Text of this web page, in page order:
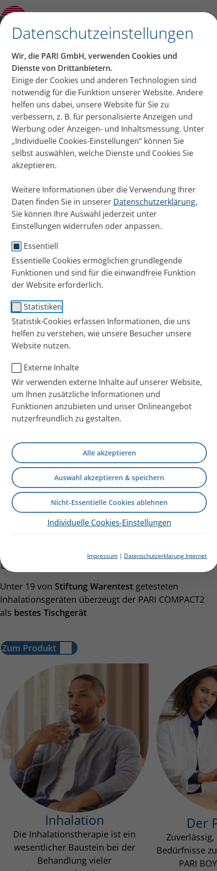
Datenschutzeinstellungen
Wir, die PARI GmbH, verwenden Cookies und
Dienste von Drittanbietern.
Einige der Cookies und anderen Technologien sind
notwendig für die Funktion unserer Website. Andere
helfen uns dabei, unsere Website für Sie zu
verbessern, z. B. für personalisierte Anzeigen und
Werbung oder Anzeigen- und Inhaltsmessung. Unter
„Individuelle Cookies-Einstellungen“ können Sie
selbst auswählen, welche Dienste und Cookies Sie
akzeptieren.
Weitere Informationen über die Verwendung Ihrer
Daten finden Sie in unserer Datenschutzerklärung.
Sie können Ihre Auswahl jederzeit unter
Einstellungen widerrufen oder anpassen.
Essentiell
Essentielle Cookies ermöglichen grundlegende
Funktionen und sind für die einwandfreie Funktion
der Website erforderlich.
Statistiken
Statistik-Cookies erfassen Informationen, die uns
helfen zu verstehen, wie unsere Besucher unsere
Website nutzen.
Externe Inhalte
Wir verwenden externe Inhalte auf unserer Website,
um Ihnen zusätzliche Informationen und
Funktionen anzubieten und unser Onlineangebot
nutzerfreundlich zu gestalten.
Alle akzeptieren
Auswahl akzeptieren & speichern
Nicht-Essentielle Cookies ablehnen
Individuelle Cookies-Einstellungen
Impressum | Datenschutzerklärung Internet
Blog
Gemeinsam für jeden
Atemzug
Wir atmen mehr als 20.000 mal am Tag ein und aus.
Ganz selbstverständlich. Bis es zur Herausforderung
wird. Genau deshalb arbeiten wir stetig daran, die
Therapie von Atem­wegs­er­kran­kun­gen
weiterzuentwickelnfürPatienten, Angehörige
dieFachleute, die sich um sie kümmern.
Film ansehen
Bestnoten: PARI COMPACT2
Unter 19 von Stiftung Warentest getesteten
Inhalationsgeräten überzeugt der PARI COMPACT2
als bestes Tischgerät
Zum Produkt
Inhalation
Die Inhalationstherapie ist ein
wesentlicher Baustein bei der
Behandlung vieler
Der
Bedürfnisse
PARI